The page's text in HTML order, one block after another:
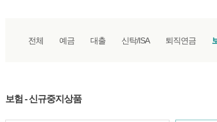
전체 예금 대출 신탁/ISA 퇴직연금
보험 - 신규중지상품